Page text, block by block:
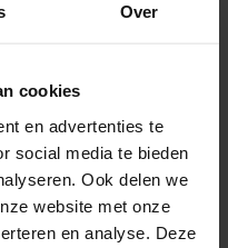
Over
cookies
en advertenties te
social media te bieden
Ook delen we
website met onze
en analyse. Deze
has occurred while